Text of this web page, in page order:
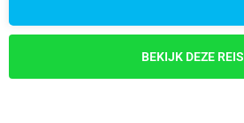
BEKIJK DEZE REIS